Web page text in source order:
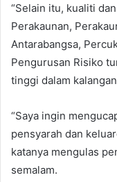
“Selain itu, kualiti
Perakaunan,
Antarabangsa,
Pengurusan Risiko
tinggi dalam
“Saya ingin
pensyarah dan
katanya mengulas
semalam.